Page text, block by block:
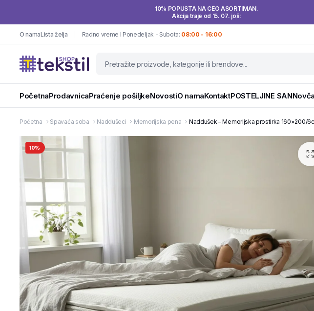
10% POPUSTA NA CEO ASORTIMAN.
Akcija traje od 15. 07. još:
O namaLista želja Radno vreme I Ponedeljak - Subota: 08:00 - 16:00
PočetnaProdavnicaPraćenje pošiljkeNovostiO namaKontaktPOSTELJINE SAN
Početna Spavaća soba Naddušeci Memorijska pena Naddušek – Memorijska prostirka 160×200/
10%